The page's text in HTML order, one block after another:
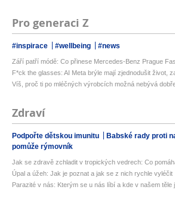
Pro generaci Z
#inspirace #wellbeing #news
Září patří módě: Co přinese Mercedes-Benz Prague
F*ck the glasses: AI Meta brýle mají zjednodušit život,
Víš, proč ti po mléčných výrobcích možná nebývá
Zdraví
Podpořte dětskou imunitu Babské rady proti
pomůže rýmovník
Jak se zdravě zchladit v tropických vedrech: Co
Úpal a úžeh: Jak je poznat a jak se z nich rychle vyléčit
Parazité v nás: Kterým se u nás líbí a kde v našem těle